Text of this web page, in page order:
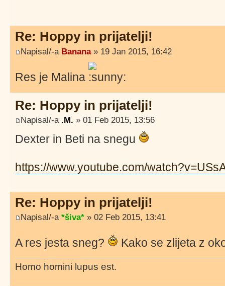
Re: Hoppy in prijatelji!
Napisal/-a Banana» 19 Jan 2015, 16:42
Res je Malina
Re: Hoppy in prijatelji!
Napisal/-a .M. » 01 Feb 2015, 13:56
Dexter in Beti na snegu
https://www.youtube.com/
Re: Hoppy in prijatelji!
Napisal/-a *šiva* » 02 Feb 2015, 13:41
A res jesta sneg? Kako se zlijeta z
Homo homini lupus est.